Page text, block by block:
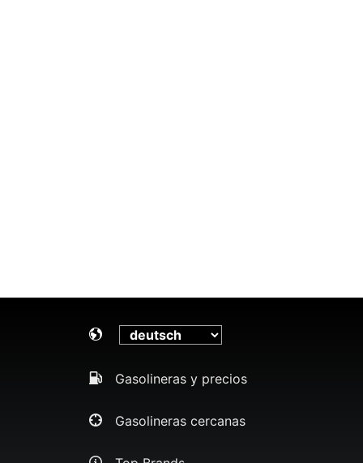
Gasolineras y precios
Gasolineras cercanas